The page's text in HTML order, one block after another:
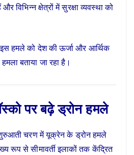
विभिन्न क्षेत्रों में सुरक्षा व्यवस्था को
हमले को देश की ऊर्जा और आर्थिक
बताया जा रहा है।
पर बढ़े ड्रोन हमले
चरण में यूक्रेन के ड्रोन हमले
रूप से सीमावर्ती इलाकों तक केंद्रित